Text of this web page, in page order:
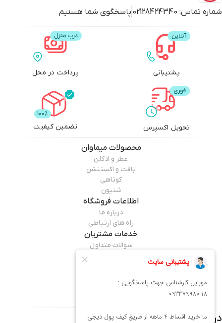
شماره تماس: 02128424340 پاسخگوی شما هستیم
پشتیبانی پرداخت در محل
تحویل اکسپرس تضمین کیفیت
محصولاتمیماوان
عطر و ادکلن
بافت و اکستنشن
کوتاهی
شنیون
اطلاعات فروشگاه
درباره ما
راه های ارتباطی
خدمات مشتریان
سوالات متداول
همراه ما باشید
درباره فروشگاهمیماوان